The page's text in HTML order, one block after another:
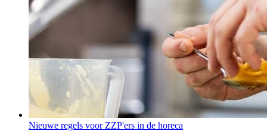
Nieuwe regels voor ZZP'ers in de horeca